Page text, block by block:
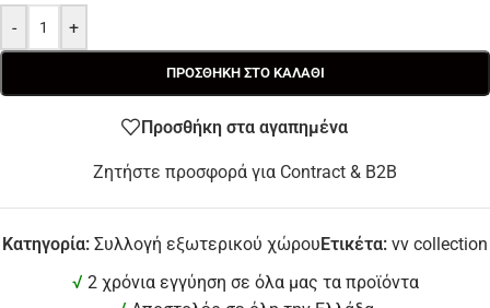
- +
ΠΡΟΣΘΉΚΗ ΣΤΟ ΚΑΛΆΘΙ
Προσθήκη στα αγαπημένα
Ζητήστε προσφορά για Contract & B2B
Κατηγορία: Συλλογή εξωτερικού χώρουΕτικέτα: vv collection
√ 2 χρόνια εγγύηση σε όλα μας τα προϊόντα